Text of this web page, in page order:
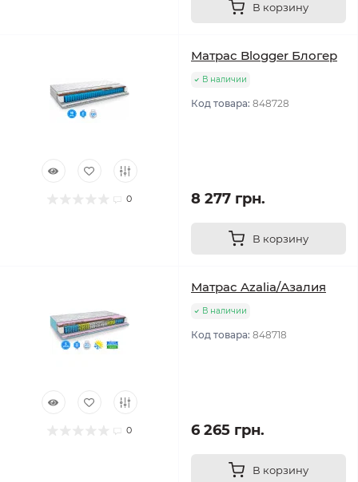
В корзину
0
Матрас Blogger Блогер
В наличии
Код товара: 848728
8 277 грн.
В корзину
0
Матрас Azalia/Азалия
В наличии
Код товара: 848718
6 265 грн.
В корзину